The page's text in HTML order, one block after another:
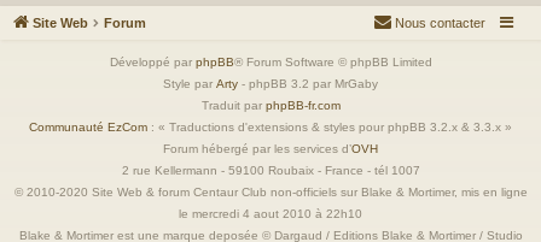
Site Web Forum Nous contacter
Développé par phpBB® Forum Software © phpBB Limited
Style par Arty - phpBB 3.2 par MrGaby
Traduit par phpBB-fr.com
Communauté EzCom : « Traductions d'extensions & styles pour phpBB 3.2.x & 3.3.x »
Forum hébergé par les services d’OVH
2 rue Kellermann - 59100 Roubaix - France - tél 1007
© 2010-2020 Site Web & forum Centaur Club non-officiels sur Blake & Mortimer, mis en ligne
le mercredi 4 aout 2010 à 22h10
Blake & Mortimer est une marque deposée © Dargaud / Editions Blake & Mortimer / Studio